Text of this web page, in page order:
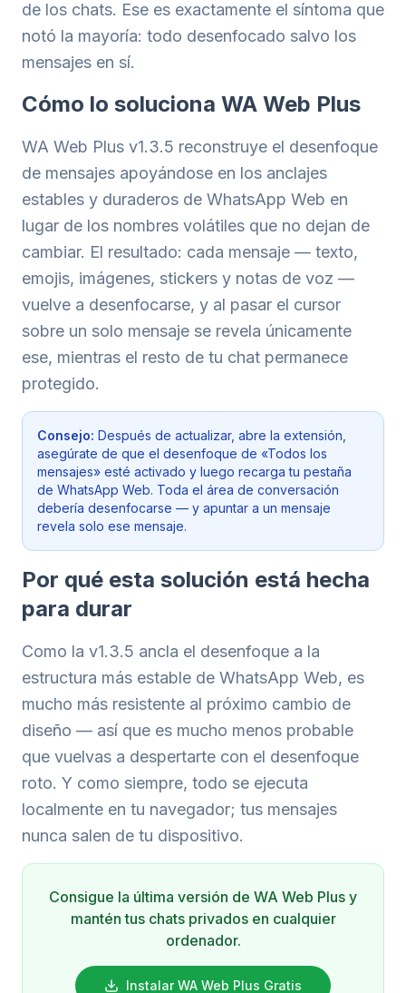
de los chats. Ese es exactamente el síntoma que
notó la mayoría: todo desenfocado salvo los
mensajes en sí.
Cómo lo soluciona WA Web Plus
WA Web Plus v1.3.5 reconstruye el desenfoque
de mensajes apoyándose en los anclajes
estables y duraderos de WhatsApp Web en
lugar de los nombres volátiles que no dejan de
cambiar. El resultado: cada mensaje — texto,
emojis, imágenes, stickers y notas de voz —
vuelve a desenfocarse, y al pasar el cursor
sobre un solo mensaje se revela únicamente
ese, mientras el resto de tu chat permanece
protegido.
Consejo: Después de actualizar, abre la extensión,
asegúrate de que el desenfoque de «Todos los
mensajes» esté activado y luego recarga tu pestaña
de WhatsApp Web. Toda el área de conversación
debería desenfocarse — y apuntar a un mensaje
revela solo ese mensaje.
Por qué esta solución está hecha
para durar
Como la v1.3.5 ancla el desenfoque a la
estructura más estable de WhatsApp Web, es
mucho más resistente al próximo cambio de
diseño — así que es mucho menos probable
que vuelvas a despertarte con el desenfoque
roto. Y como siempre, todo se ejecuta
localmente en tu navegador; tus mensajes
nunca salen de tu dispositivo.
Consigue la última versión de WA Web Plus y
mantén tus chats privados en cualquier
ordenador.
Instalar WA Web Plus Gratis